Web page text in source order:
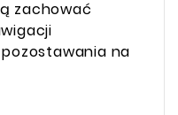
zachować
na